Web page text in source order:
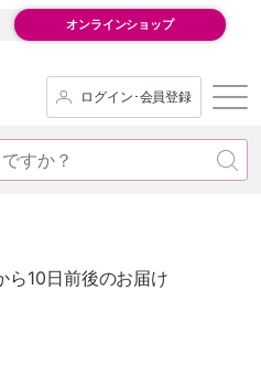
オンラインショップ
ログイン･会員登録
ら10日前後のお届け